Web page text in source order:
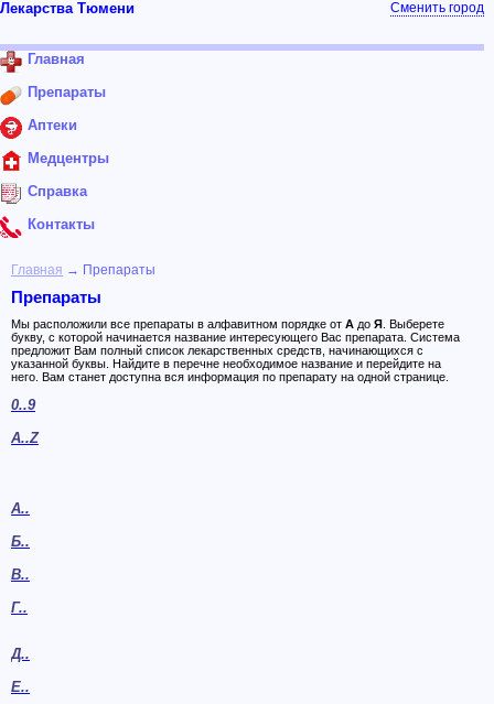
Лекарства Тюмени Сменить город
Главная
Препараты
Аптеки
Медцентры
Справка
Контакты
Главная → Препараты
Препараты
Мы расположили все препараты в алфавитном порядке от А до Я . Выберете
букву, с которой начинается название интересующего Вас препарата. Система
предложит Вам полный список лекарственных средств, начинающихся с
указанной буквы. Найдите в перечне необходимое название и перейдите на
него. Вам станет доступна вся информация по препарату на одной странице.
0..9
A..Z
А..
Б..
В..
Г..
Д..
Е..